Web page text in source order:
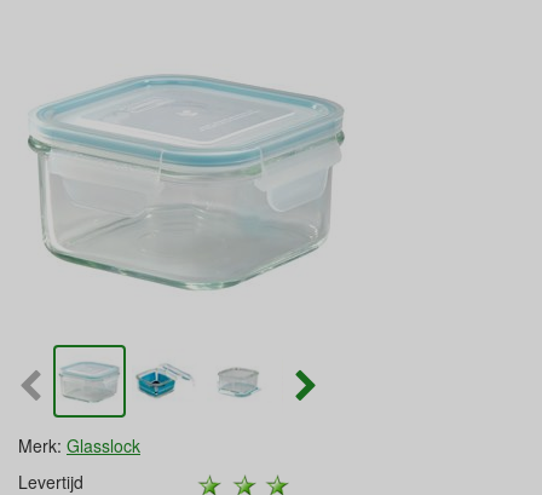
Merk: Glasslock
Levertijd